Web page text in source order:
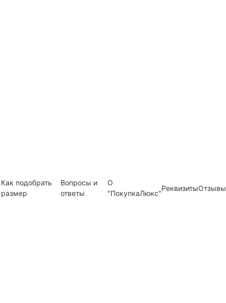
Как подобрать
размер
Вопросы и
ответы
О
"ПокупкаЛюкс"
РеквизитыОтзывы